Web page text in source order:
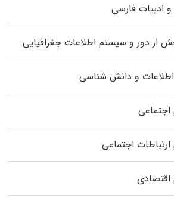
ادبیات فارسی
از دور و سیستم اطلاعات جغرافیایی
و دانش شناسی
اجتماعی
اجتماعی
اقتصادی